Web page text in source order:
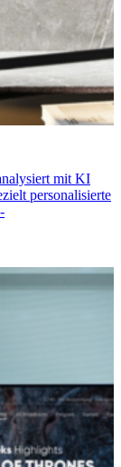
mit KI
personalisierte